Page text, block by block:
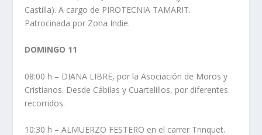
Castilla). A cargo de PIROTECNIA TAMARIT.
Patrocinada por Zona Indie.
DOMINGO 11
08:00 h – DIANA LIBRE, por la Asociación de Moros y
Cristianos. Desde Cábilas y Cuartelillos, por diferentes
recorridos.
10:30 h – ALMUERZO FESTERO en el carrer Trinquet.